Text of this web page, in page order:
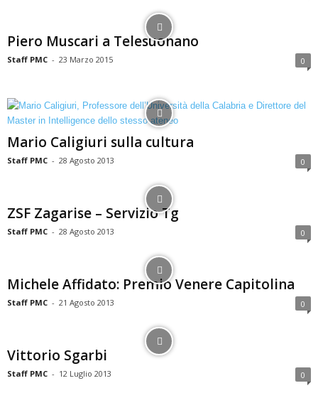
Piero Muscari a Telesuonano
Staff PMC - 23 Marzo 2015 0
Mario Caligiuri sulla cultura
Staff PMC - 28 Agosto 2013 0
ZSF Zagarise – Servizio Tg
Staff PMC - 28 Agosto 2013 0
Michele Affidato: Premio Venere Capitolina
Staff PMC - 21 Agosto 2013 0
Vittorio Sgarbi
Staff PMC - 12 Luglio 2013 0